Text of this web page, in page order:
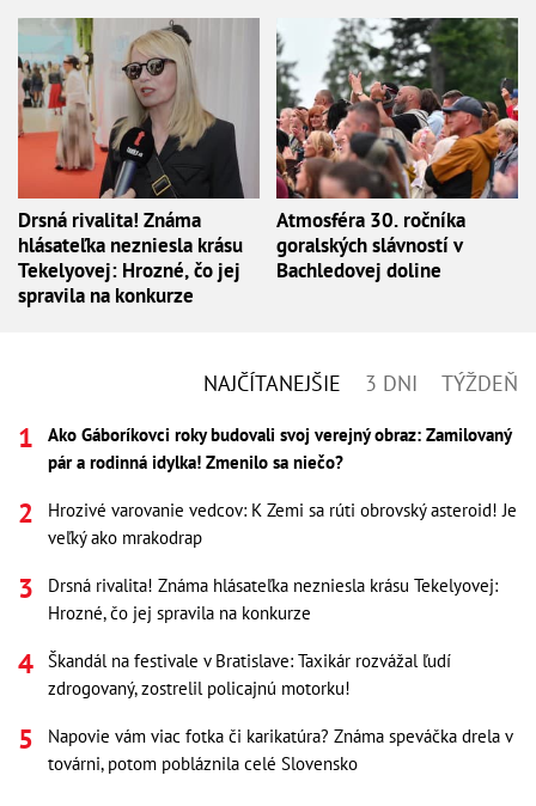
Drsná rivalita! Známa
hlásateľka nezniesla krásu
Tekelyovej: Hrozné, čo jej
spravila na konkurze
Atmosféra 30. ročníka
goralských slávností v
Bachledovej doline
NAJČÍTANEJŠIE 3 DNI TÝŽDEŇ
Ako Gáboríkovci roky budovali svoj verejný obraz: Zamilovaný
pár a rodinná idylka! Zmenilo sa niečo?
Hrozivé varovanie vedcov: K Zemi sa rúti obrovský asteroid! Je
veľký ako mrakodrap
Drsná rivalita! Známa hlásateľka nezniesla krásu Tekelyovej:
Hrozné, čo jej spravila na konkurze
Škandál na festivale v Bratislave: Taxikár rozvážal ľudí
zdrogovaný, zostrelil policajnú motorku!
Napovie vám viac fotka či karikatúra? Známa speváčka drela v
továrni, potom pobláznila celé Slovensko